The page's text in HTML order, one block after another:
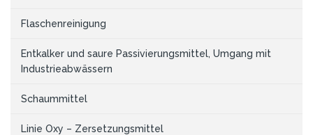
Flaschenreinigung
Entkalker und saure Passivierungsmittel, Umgang mit
Industrieabwässern
Schaummittel
Linie Oxy – Zersetzungsmittel